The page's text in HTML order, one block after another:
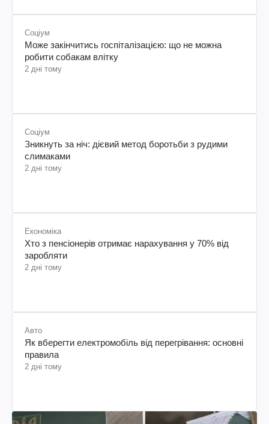
Соціум
Може закінчитись госпіталізацією: що не можна
робити собакам влітку
2 дні тому
Соціум
Зникнуть за ніч: дієвий метод боротьби з рудими
слимаками
2 дні тому
Економіка
Хто з пенсіонерів отримає нарахування у 70% від
заробляти
2 дні тому
Авто
Як вберегти електромобіль від перегрівання: основні
правила
2 дні тому